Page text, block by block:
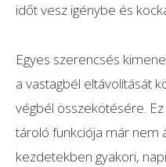
időt vesz igénybe és
Egyes szerencsés
a vastagbél eltávolítását
végbél összekötésére.
tároló funkciója már nem
kezdetekben gyakori,